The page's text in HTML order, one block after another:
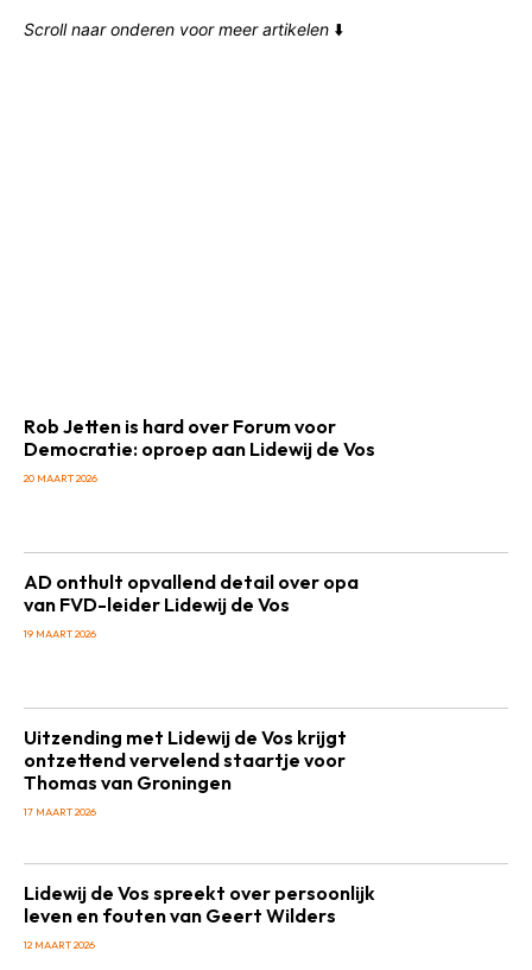
Scroll naar onderen voor meer artikelen ⬇️
Rob Jetten is hard over Forum voor
Democratie: oproep aan Lidewij de Vos
20 MAART 2026
AD onthult opvallend detail over opa
van FVD-leider Lidewij de Vos
19 MAART 2026
Uitzending met Lidewij de Vos krijgt
ontzettend vervelend staartje voor
Thomas van Groningen
17 MAART 2026
Lidewij de Vos spreekt over persoonlijk
leven en fouten van Geert Wilders
12 MAART 2026